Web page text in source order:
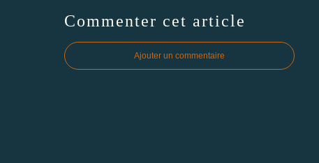
Commenter cet article
Ajouter un commentaire